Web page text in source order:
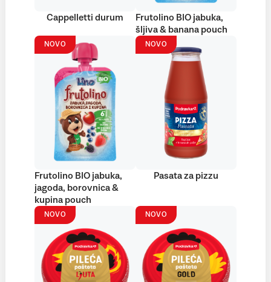
Cappelletti durum
Frutolino BIO jabuka,
šljiva & banana pouch
NOVO
Frutolino BIO jabuka,
jagoda, borovnica &
kupina pouch
NOVO
Pasata za pizzu
NOVO NOVO